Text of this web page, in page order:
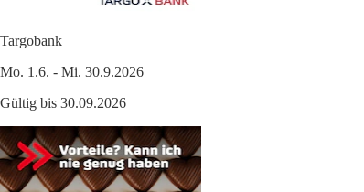
Targobank
Mo. 1.6. - Mi. 30.9.2026
Gültig bis 30.09.2026